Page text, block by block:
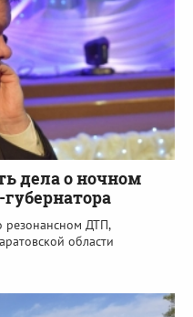
дела о ночном
резонансном ДТП,
области